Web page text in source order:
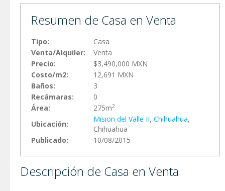
Resumen de Casa en Venta
Tipo:
Casa
Venta/Alquiler:
Venta
Precio:
$3,490,000 MXN
Costo/m2:
12,691 MXN
Baños:
3
Recámaras:
0
Área:
275m2
Ubicación:
Mision del Valle II, Chihuahua,
Chihuahua
Publicado:
10/08/2015
Descripción de Casa en Venta